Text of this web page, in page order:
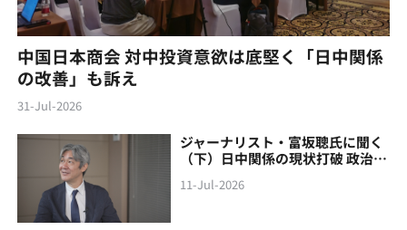
中国日本商会 対中投資意欲は底堅く「日中関係
の改善」も訴え
31-Jul-2026
ジャーナリスト・富坂聰氏に聞く
（下）日中関係の現状打破 政治家
より先に国民が変わろう
11-Jul-2026